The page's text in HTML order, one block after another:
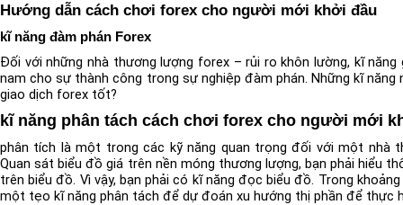
Hướng dẫn cách chơi forex cho người mới khởi đầu
kĩ năng đàm phán Forex
Đối với những nhà thương lượng forex – rủi ro khôn lường, kĩ
nam cho sự thành công trong sự nghiệp đàm phán. Những kĩ năng
giao dịch forex tốt?
kĩ năng phân tách cách chơi forex cho người mới
phân tích là một trong các kỹ năng quan trọng đối với một nhà
Quan sát biểu đồ giá trên nền móng thương lượng, bạn phải hiểu
trên biểu đồ. Vì vậy, bạn phải có kĩ năng đọc biểu đồ. Trong
một tẹo kĩ năng phân tách để dự đoán xu hướng thị phần để thực